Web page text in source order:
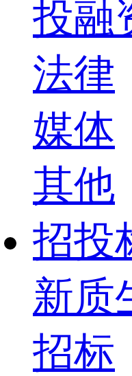
投融
法律
媒体
其他
招投
新质
招标